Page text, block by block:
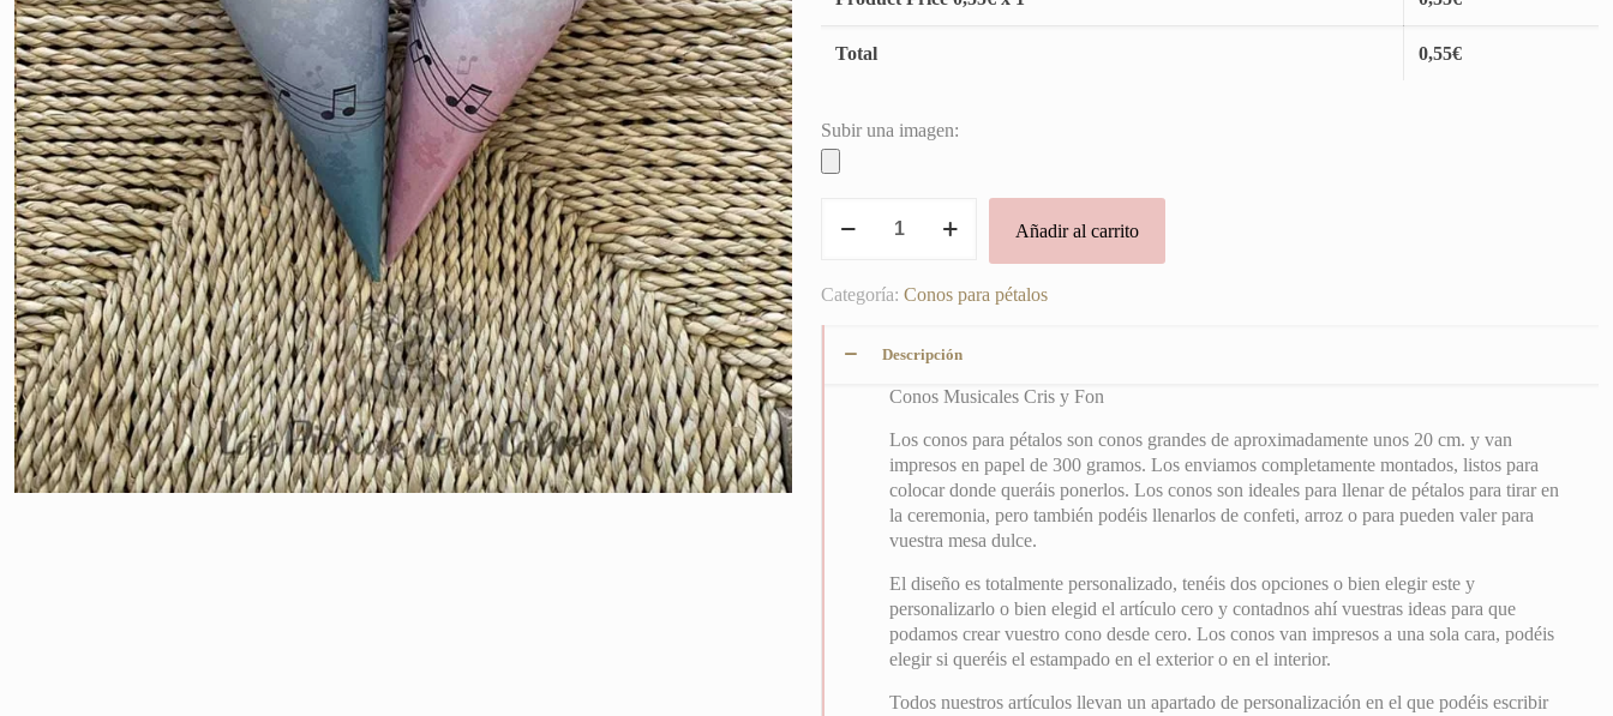
Total 0,55€
Subir una imagen:
Musicales
y
Añadir al carrito
Categoría: Conos para pétalos
Descripción
Conos Musicales Cris y Fon
Los conos para pétalos son conos grandes de aproximadamente unos 20 cm. y van
impresos en papel de 300 gramos. Los enviamos completamente montados, listos para
colocar donde queráis ponerlos. Los conos son ideales para llenar de pétalos para tirar en
la ceremonia, pero también podéis llenarlos de confeti, arroz o para pueden valer para
vuestra mesa dulce.
El diseño es totalmente personalizado, tenéis dos opciones o bien elegir este y
personalizarlo o bien elegid el artículo cero y contadnos ahí vuestras ideas para que
podamos crear vuestro cono desde cero. Los conos van impresos a una sola cara, podéis
elegir si queréis el estampado en el exterior o en el interior.
Todos nuestros artículos llevan un apartado de personalización en el que podéis escribir